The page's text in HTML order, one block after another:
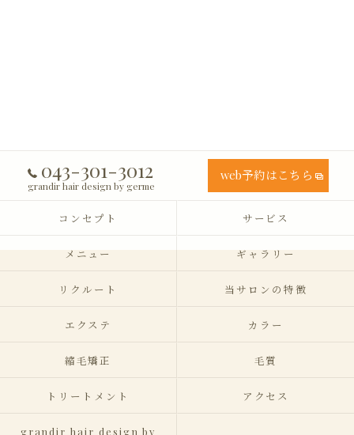
043-301-3012
grandir hair design by germe
web予約はこちら
コンセプト サービス
メニュー ギャラリー
リクルート 当サロンの特徴
エクステ カラー
縮毛矯正 毛質
トリートメント アクセス
grandir hair design by